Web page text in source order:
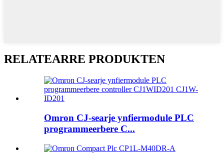
RELATEARRE PRODUKTEN
Omron CJ-searje ynfiermodule PLC
programmeerbere C...